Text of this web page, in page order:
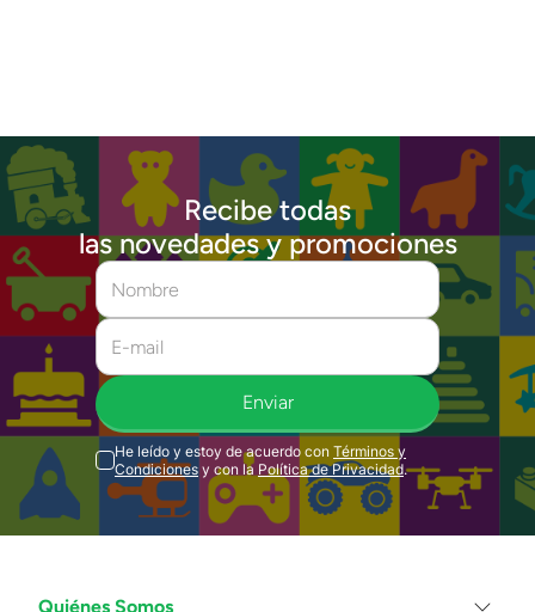
Recibe todas
las novedades y promociones
Enviar
He leído y estoy de acuerdo con Términos y
Condiciones y con la Política de Privacidad.
Quiénes Somos